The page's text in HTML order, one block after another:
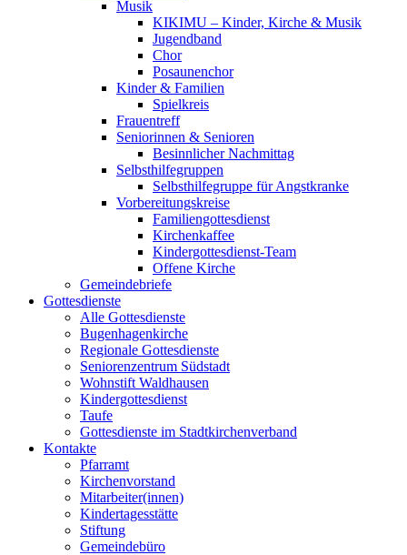
Musik
KIKIMU – Kinder, Kirche & Musik
Jugendband
Chor
Posaunenchor
Kinder & Familien
Spielkreis
Frauentreff
Seniorinnen & Senioren
Besinnlicher Nachmittag
Selbsthilfegruppen
Selbsthilfegruppe für Angstkranke
Vorbereitungskreise
Familiengottesdienst
Kirchenkaffee
Kindergottesdienst-Team
Offene Kirche
Gemeindebriefe
Gottesdienste
Alle Gottesdienste
Bugenhagenkirche
Regionale Gottesdienste
Seniorenzentrum Südstadt
Wohnstift Waldhausen
Kindergottesdienst
Taufe
Gottesdienste im Stadtkirchenverband
Kontakte
Pfarramt
Kirchenvorstand
Mitarbeiter(innen)
Kindertagesstätte
Stiftung
Gemeindebüro